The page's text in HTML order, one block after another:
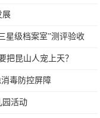
展
星级档案室”测评验收
把昆山人宠上天？
毒防控屏障
园活动